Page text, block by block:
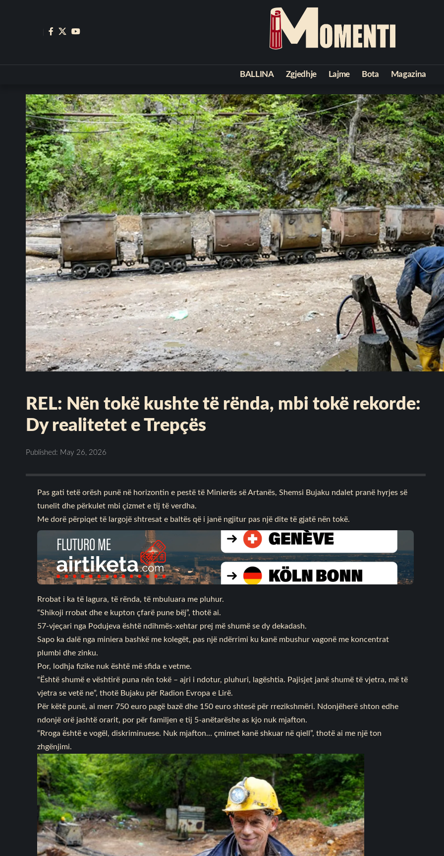
BALLINA Zgjedhje Lajme Bota Magazina
REL: Nën tokë kushte të rënda, mbi tokë rekorde:
Dy realitetet e Trepçës
Published: May 26, 2026
Pas gati tetë orësh punë në horizontin e pestë të Minierës së Artanës, Shemsi Bujaku ndalet pranë hyrjes së
tunelit dhe përkulet mbi çizmet e tij të verdha.
Me dorë përpiqet të largojë shtresat e baltës që i janë ngjitur pas një dite të gjatë nën tokë.
Rrobat i ka të lagura, të rënda, të mbuluara me pluhur.
“Shikoji rrobat dhe e kupton çfarë pune bëj”, thotë ai.
57-vjeçari nga Podujeva është ndihmës-xehtar prej më shumë se dy dekadash.
Sapo ka dalë nga miniera bashkë me kolegët, pas një ndërrimi ku kanë mbushur vagonë me koncentrat
plumbi dhe zinku.
Por, lodhja fizike nuk është më sfida e vetme.
“Është shumë e vështirë puna nën tokë – ajri i ndotur, pluhuri, lagështia. Pajisjet janë shumë të vjetra, më të
vjetra se vetë ne”, thotë Bujaku për Radion Evropa e Lirë.
Për këtë punë, ai merr 750 euro pagë bazë dhe 150 euro shtesë për rrezikshmëri. Ndonjëherë shton edhe
ndonjë orë jashtë orarit, por për familjen e tij 5-anëtarëshe as kjo nuk mjafton.
“Rroga është e vogël, diskriminuese. Nuk mjafton… çmimet kanë shkuar në qiell”, thotë ai me një ton
zhgënjimi.